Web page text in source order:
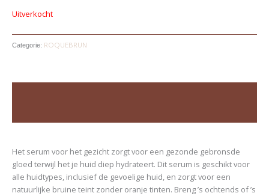
Uitverkocht
Categorie: ROQUEBRUN
Het serum voor het gezicht zorgt voor een gezonde gebronsde
gloed terwijl het je huid diep hydrateert. Dit serum is geschikt voor
alle huidtypes, inclusief de gevoelige huid, en zorgt voor een
natuurlijke bruine teint zonder oranje tinten. Breng ’s ochtends of ’s